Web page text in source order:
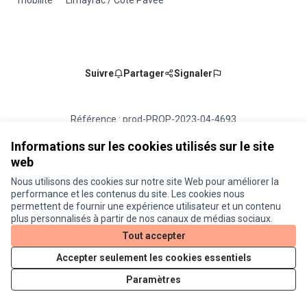
Informations sur les cookies utilisés sur le site
web
Nous utilisons des cookies sur notre site Web pour améliorer la
performance et les contenus du site. Les cookies nous
permettent de fournir une expérience utilisateur et un contenu
plus personnalisés à partir de nos canaux de médias sociaux.
Tout accepter
Accepter seulement les cookies essentiels
Paramètres
Suivre Partager Signaler
Référence : prod-PROP-2023-04-4693
Vérifiez l'empreinte numérique
Conditions d'utilisation
Paramètres des cookies
Je participe ! sur X
(Lien externe)
Je participe ! sur Facebook
Je participe ! sur Instagram
Site réalisé grâce aulogiciel libre Decidim .
Licence
(Lien